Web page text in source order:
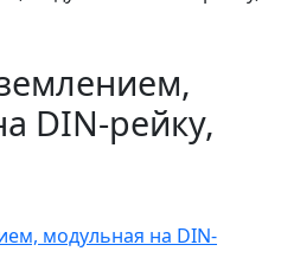
DIN-рейку,